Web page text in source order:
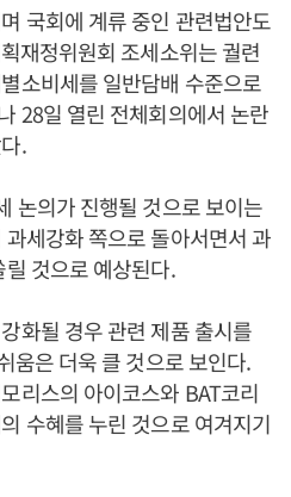
국회에 계류 중인 관련법안도
재정위원회 조세소위는 궐련
소비세를 일반담배 수준으로
28일 열린 전체회의에서 논란
.
논의가 진행될 것으로 보이는
세강화 쪽으로 돌아서면서 과
것으로 예상된다.
화될 경우 관련 제품 출시를
움은 더욱 클 것으로 보인다.
리스의 아이코스와 BAT코리
수혜를 누린 것으로 여겨지기